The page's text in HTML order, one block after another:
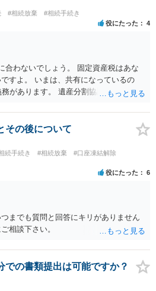
なく、質素な葬儀を行った費用であれ
承認と認められない可能性が高いの
#相続放棄 #相続手続き
役にたった 4
合わないでしょう。 固定資産税はあな
すよ。 いまは、共有になっているの
があります。 遺産分割協議をして、不
その後について
続手続き #相続放棄
#口座凍結解除
役にたった 6
までも質問と回答にキリがありません
相談下さい。
での書類提出は可能ですか？